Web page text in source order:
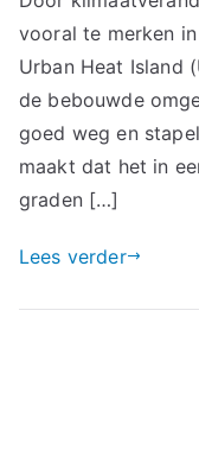
vooral te merken
Urban Heat Island
de bebouwde
goed weg en
maakt dat het in
graden […]
Lees verder